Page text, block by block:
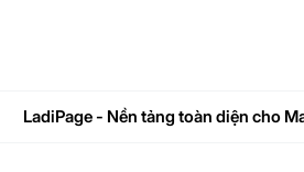
LadiPage - Nền tảng toàn diện cho